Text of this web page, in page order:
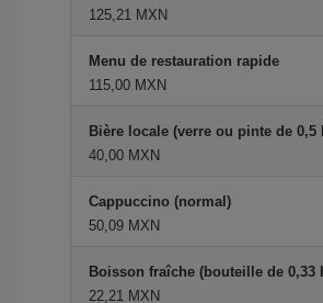
125,21 MXN
Menu de restauration rapide
115,00 MXN
Bière locale (verre ou pinte de 0,5
40,00 MXN
Cappuccino (normal)
50,09 MXN
Boisson fraîche (bouteille de 0,33
22,21 MXN